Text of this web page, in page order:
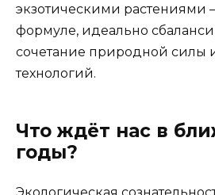
экзотическими растениями
формуле, идеально
сочетание природной силы
технологий.
Что ждёт нас в
годы?
Экологическая